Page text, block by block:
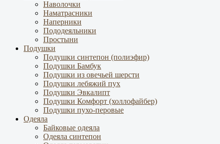
Наволочки
Наматрасники
Наперники
Пододеяльники
Простыни
Подушки
Подушки синтепон (полиэфир)
Подушки Бамбук
Подушки из овечьей шерсти
Подушки лебяжий пух
Подушки Эвкалипт
Подушки Комфорт (холлофайбер)
Подушки пухо-перовые
Одеяла
Байковые одеяла
Одеяла синтепон